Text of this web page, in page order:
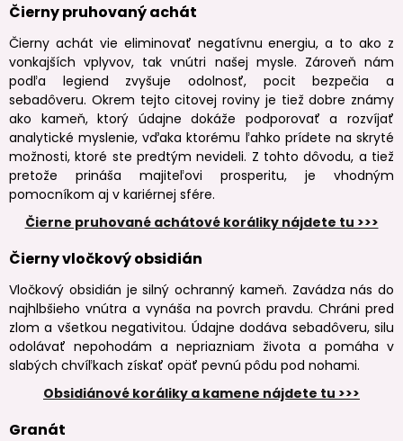
Čierny pruhovaný achát
Čierny achát vie eliminovať negatívnu energiu, a to ako z
vonkajších vplyvov, tak vnútri našej mysle. Zároveň nám
podľa legiend zvyšuje odolnosť, pocit bezpečia a
sebadôveru. Okrem tejto citovej roviny je tiež dobre známy
ako kameň, ktorý údajne dokáže podporovať a rozvíjať
analytické myslenie, vďaka ktorému ľahko prídete na skryté
možnosti, ktoré ste predtým nevideli. Z tohto dôvodu, a tiež
pretože prináša majiteľovi prosperitu, je vhodným
pomocníkom aj v kariérnej sfére.
Čierne pruhované achátové koráliky nájdete tu >>>
Čierny vločkový obsidián
Vločkový obsidián je silný ochranný kameň. Zavádza nás do
najhlbšieho vnútra a vynáša na povrch pravdu. Chráni pred
zlom a všetkou negativitou. Údajne dodáva sebadôveru, silu
odolávať nepohodám a nepriazniam života a pomáha v
slabých chvíľkach získať opäť pevnú pôdu pod nohami.
Obsidiánové koráliky a kamene nájdete tu >>>
Granát